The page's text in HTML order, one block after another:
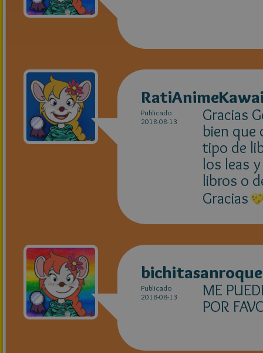
Publicado
2018-08-13
Gracias
bien que
tipo de
los leas
libros o
Gracias
bichitasanroque
Publicado
2018-08-13
ME
POR